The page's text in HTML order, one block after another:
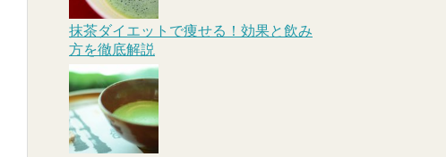
抹茶ダイエットで痩せる！効果と飲み
方を徹底解説